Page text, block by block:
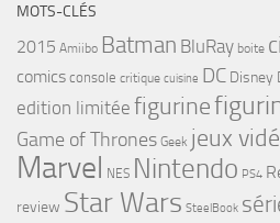
MOTS-CLÉS
2015 Amiibo Batman BluRay boite
comics console critique cuisine DC Disney
edition limitée figurine
Game of Thrones Geek jeux
Marvel NES Nintendo PS4
review Star Wars SteelBook